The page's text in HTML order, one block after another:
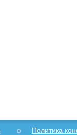
Политика